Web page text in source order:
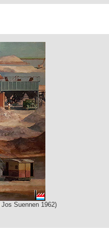
Jos Suennen 1962)